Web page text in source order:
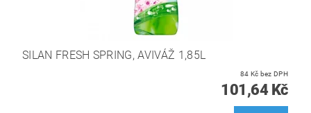
SILAN FRESH SPRING, AVIVÁŽ 1,85L
84 Kč bez DPH
101,64 Kč